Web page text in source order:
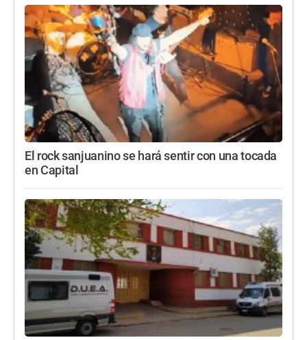
El rock sanjuanino se hará sentir con una tocada
en Capital